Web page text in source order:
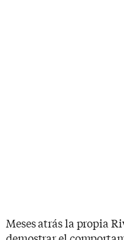
Meses atrás la propia